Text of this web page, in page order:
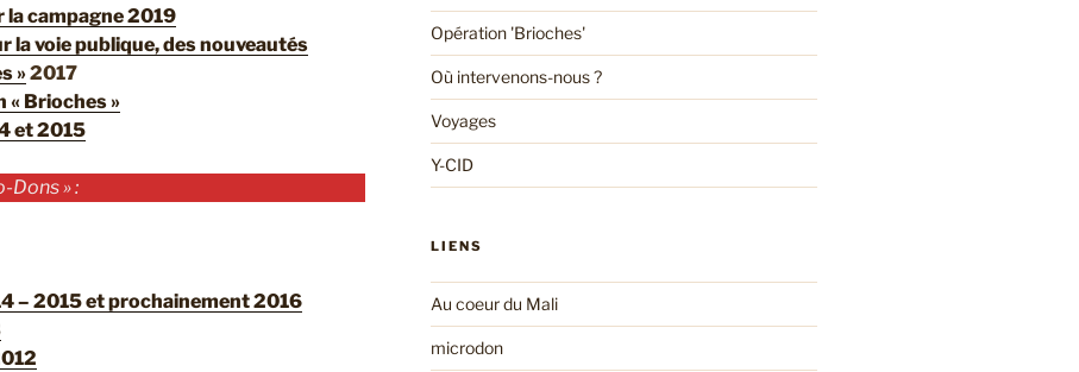
la campagne 2019
la voie publique, des nouveautés
»2017
« Brioches »
et 2015
Dons » :
– 2015 et prochainement 2016
Opération 'Brioches'
Où intervenons-nous ?
Voyages
Y-CID
LIENS
Au coeur du Mali
microdon